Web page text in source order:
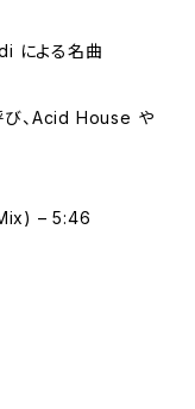
による名曲
び、Acid House や
– 5:46